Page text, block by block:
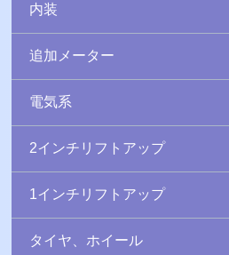
内装
追加メーター
電気系
2インチリフトアップ
1インチリフトアップ
タイヤ、ホイール